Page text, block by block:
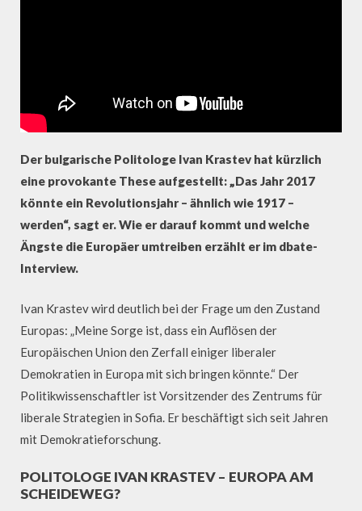
Der bulgarische Politologe Ivan Krastev hat kürzlich
eine provokante These aufgestellt: „Das Jahr 2017
könnte ein Revolutionsjahr – ähnlich wie 1917 –
werden“, sagt er. Wie er darauf kommt und welche
Ängste die Europäer umtreiben erzählt er im dbate-
Interview.
Ivan Krastev wird deutlich bei der Frage um den Zustand
Europas: „Meine Sorge ist, dass ein Auflösen der
Europäischen Union den Zerfall einiger liberaler
Demokratien in Europa mit sich bringen könnte.“ Der
Politikwissenschaftler ist Vorsitzender des Zentrums für
liberale Strategien in Sofia. Er beschäftigt sich seit Jahren
mit Demokratieforschung.
POLITOLOGE IVAN KRASTEV – EUROPA AM
SCHEIDEWEG?